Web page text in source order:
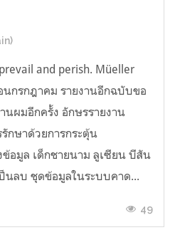
and perish. Müeller
กรกฎาคม รายงานอีกฉบับขอ
นผมอีกครั้ง อักษรรายงาน
กษาด้วยการกระตุ้น
อมูล เด็กชายนาม ลูเซียน บีสัน
นลบ ชุดข้อมูลในระบบคาด...
49